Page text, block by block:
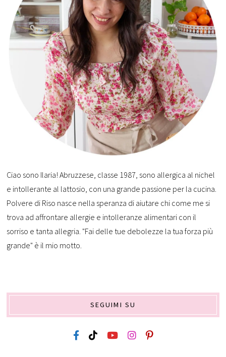
Ciao sono Ilaria! Abruzzese, classe 1987, sono allergica al nichel
e intollerante al lattosio, con una grande passione per la cucina.
Polvere di Riso nasce nella speranza di aiutare chi come me si
trova ad affrontare allergie e intolleranze alimentari con il
sorriso e tanta allegria. "Fai delle tue debolezze la tua forza più
grande" è il mio motto.
SEGUIMI SU